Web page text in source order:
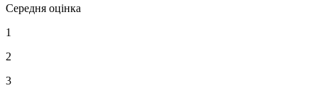
Середня оцінка
1
2
3